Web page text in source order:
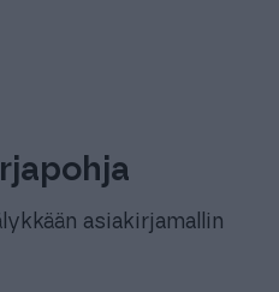
asiakirjamallin